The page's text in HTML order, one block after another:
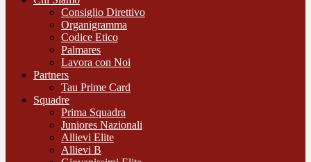
Consiglio Direttivo
Organigramma
Codice Etico
Palmares
Lavora con Noi
Partners
Tau Prime Card
Squadre
Prima Squadra
Juniores Nazionali
Allievi Elite
Allievi B